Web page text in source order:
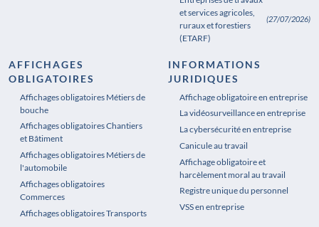
et services agricoles,
ruraux et forestiers
(ETARF)
(27/07/2026)
AFFICHAGES
OBLIGATOIRES
Affichages obligatoires Métiers de
bouche
Affichages obligatoires Chantiers
et Bâtiment
Affichages obligatoires Métiers de
l'automobile
Affichages obligatoires
Commerces
Affichages obligatoires Transports
Affichages obligatoires Pharmacie
INFORMATIONS
JURIDIQUES
Affichage obligatoire en entreprise
La vidéosurveillance en entreprise
La cybersécurité en entreprise
Canicule au travail
Affichage obligatoire et
harcèlement moral au travail
Registre unique du personnel
VSS en entreprise